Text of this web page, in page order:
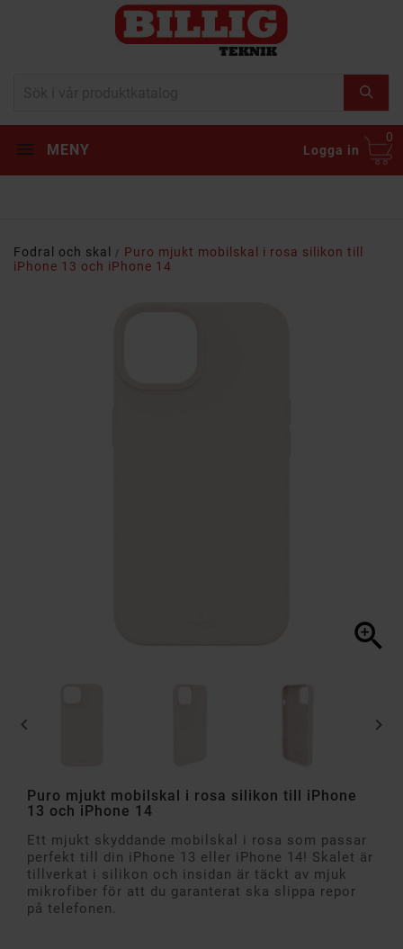
MENY Logga in
0
Fodral och skal
Puro mjukt mobilskal i rosa silikon till
iPhone 13 och iPhone 14

 
Puro mjukt mobilskal i rosa silikon till iPhone
13 och iPhone 14
Ett mjukt skyddande mobilskal i rosa som passar
perfekt till din iPhone 13 eller iPhone 14! Skalet är
tillverkat i silikon och insidan är täckt av mjuk
mikrofiber för att du garanterat ska slippa repor
på telefonen.